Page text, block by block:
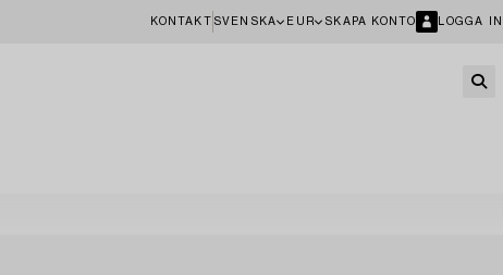
KONTAKT SVENSKA EUR SKAPA KONTO LOGGA IN